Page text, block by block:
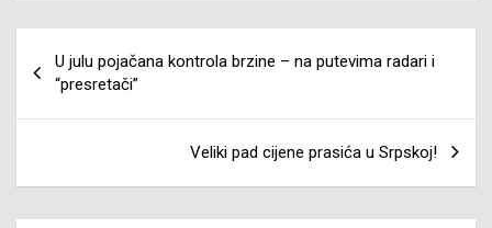
članaka
U julu pojačana kontrola brzine – na putevima radari i
“presretači”
Veliki pad cijene prasića u Srpskoj!